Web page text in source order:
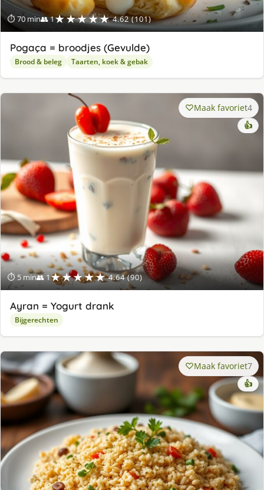
⏱ 70 min👥 1★★★★★ 4.62 (101)
Pogaça = broodjes (Gevulde)
Brood & beleg Taarten, koek & gebak
⏱ 5 min👥 1★★★★★ 4.64 (90)
Maak favoriet4
👍
Ayran = Yogurt drank
Bijgerechten
Maak favoriet7
👍